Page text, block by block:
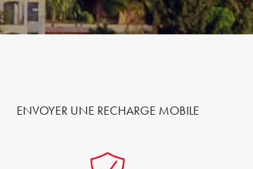
ENVOYER UNE RECHARGE MOBILE